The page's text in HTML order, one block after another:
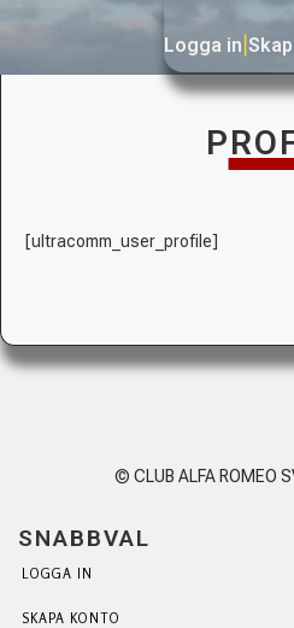
Logga in
[ultracomm_user_profile]
© CLUB ALFA ROMEO
SNABBVAL
LOGGA IN
SKAPA KONTO